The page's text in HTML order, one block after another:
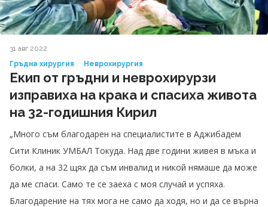
31 авг 2022
Гръдна хирургия
Неврохирургия
Екип от гръдни и неврохирурзи
изправиха на крака и спасиха живота
на 32-годишния Кирил
„Много съм благодарен на специалистите в Аджибадем
Сити Клиник УМБАЛ Токуда. Над две години живея в мъка и
болки, а на 32 щях да съм инвалид и никой нямаше да може
да ме спаси. Само те се заеха с моя случай и успяха.
Благодарение на тях мога не само да ходя, но и да се върна